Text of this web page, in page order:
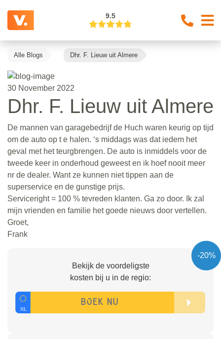
9.5
Alle Blogs Dhr. F. Lieuw uit Almere
30 November 2022
Dhr. F. Lieuw uit Almere
De mannen van garagebedrijf de Huch waren keurig op tijd
om de auto op t e halen. ‘s middags was dat iedem het
geval met het teurgbrengen. De auto is inmiddels voor de
tweede keer in onderhoud geweest en ik hoef nooit meer
nr de dealer. Want ze kunnen niet tippen aan de
superservice en de gunstige prijs.
Serviceright = 100 % tevreden klanten. Ga zo door. Ik zal
mijn vrienden en familie het goede nieuws door vertellen.
Groet,
Frank
-20%
Bekijk de voordeligste
kosten bij u in de regio: